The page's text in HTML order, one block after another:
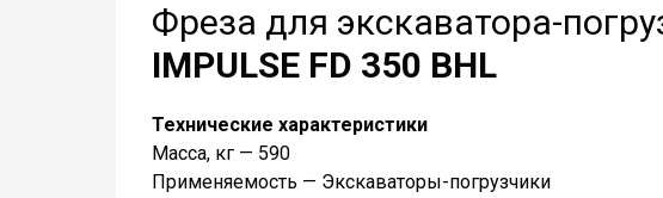
Фреза для экскаватора-
IMPULSE FD 350 BHL
Технические характеристики
Масса, кг — 590
Применяемость — Экскаваторы-погрузчики